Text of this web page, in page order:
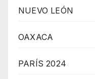
NUEVO LEÓN
OAXACA
PARÍS 2024